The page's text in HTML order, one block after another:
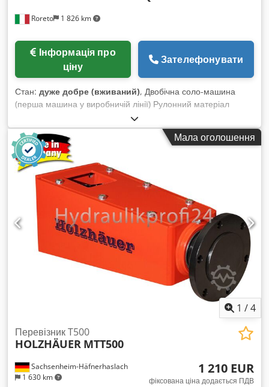
Roreto 1 826 km
ціну
Зателефонувати
Стан: дуже добре (вживаний), Двобічна соло-машина
(перша машина у виробничій лінії) Рулонний матеріал
(кромки) Товщина (мін/макс), мм: 0,3 / 3 Плити Товщина
(мін/макс), мм: 10 / 60 Робоча ширина (мін/макс), мм: 240 /
1000 Управління / Програмне забезпечення: NC 21 /
Homatic Швидкість подачі (регульована) м/хв,
високошвидкісний режим: 10 - 60 Захисні та шумоізоляційні
кабіни ОБРОБКА ФОРМАТУ (для кожної сторони):
Фрезерний агрегат KD 10 (2 x 6,6 кВт) Dksdpfx Aoifnxxocrer
ВУЗОЛ НАКЛЕЙКИ КРОМКИ (для кожної сторони):
Приклеювальний агрегат (клей Hot Melt + попередній
розплавлювач) A3 + A34 (пакет високої швидкості) Прес-
зона Магазин кромок для рулонів (№ відсіку) 2 Попередній
фрезерний агрегат 2 x 0,55 кВт Фрезерний агрегат 2 x 0,55
кВт (0° - 30°) Фінішний агрегат (плоскі ножі + агрегат для
загладження) FA 11 Універсальний фрезерний агрегат для
пазування/фальцювання і профілювання UF11 (1 x 4 кВт)
Мала оголошення
1 /4
Sachsenheim-Häfnerhaslach
1 630 km
Перевізник T500
HOLZHÄUER MTT500
1 210 EUR
фіксована ціна додається ПДВ